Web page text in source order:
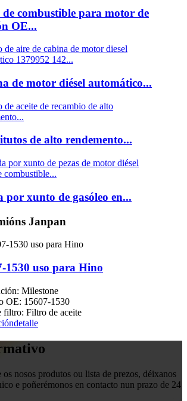
combustible para motor de
OE...
de motor diésel automático...
de alto rendemento...
por xunto de gasóleo en...
Janpan
1530 uso para Hino
Milestone
OE: 15607-1530
filtro: Filtro de aceite
detalle
os nosos produtos ou lista de prezos, déixanos
e poñerémonos en contacto nun prazo de 24